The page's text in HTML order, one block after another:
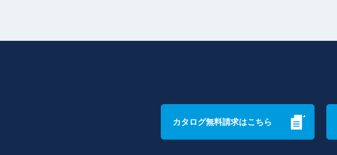
カタログ無料請求はこちら